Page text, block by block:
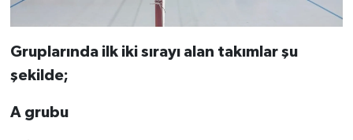
Gruplarında ilk iki sırayı alan takımlar şu
şekilde;
A grubu